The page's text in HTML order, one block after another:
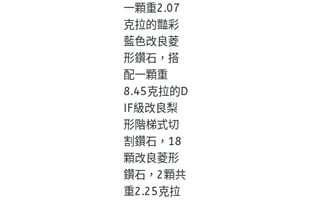
一顆重2.07
克拉的豔彩
藍色改良菱
形鑽石，搭
配一顆重
8.45克拉的D
IF級改良梨
形階梯式切
割鑽石，18
顆改良菱形
鑽石，2顆共
重2.25克拉